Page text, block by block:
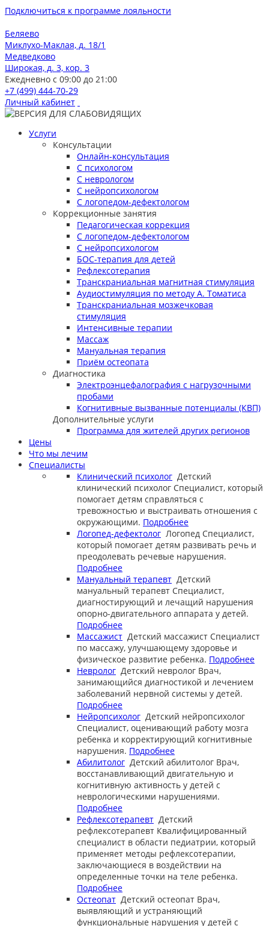
Подключиться к программе лояльности
Беляево
Миклухо-Маклая, д. 18/1
Медведково
Широкая, д. 3, кор. 3
Ежедневно с 09:00 до 21:00
+7 (499) 444-70-29
Личный кабинет
Услуги
Консультации
Онлайн-консультация
С психологом
С неврологом
С нейропсихологом
С логопедом-дефектологом
Коррекционные занятия
Педагогическая коррекция
С логопедом-дефектологом
С нейропсихологом
БОС-терапия для детей
Рефлексотерапия
Транскраниальная магнитная стимуляция
Аудиостимуляция по методу А. Томатиса
Транскраниальная мозжечковая
стимуляция
Интенсивные терапии
Массаж
Мануальная терапия
Приём остеопата
Диагностика
Электроэнцефалография с нагрузочными
пробами
Когнитивные вызванные потенциалы (КВП)
Дополнительные услуги
Программа для жителей других регионов
Цены
Что мы лечим
Специалисты
Клинический психолог Детский
клинический психолог Специалист, который
помогает детям справляться с
тревожностью и выстраивать отношения с
окружающими. Подробнее
Логопед-дефектолог Логопед Специалист,
который помогает детям развивать речь и
преодолевать речевые нарушения.
Подробнее
Мануальный терапевт Детский
мануальный терапевт Специалист,
диагностирующий и лечащий нарушения
опорно-двигательного аппарата у детей.
Подробнее
Массажист Детский массажист Специалист
по массажу, улучшающему здоровье и
физическое развитие ребенка. Подробнее
Невролог Детский невролог Врач,
занимающийся диагностикой и лечением
заболеваний нервной системы у детей.
Подробнее
Нейропсихолог Детский нейропсихолог
Специалист, оценивающий работу мозга
ребенка и корректирующий когнитивные
нарушения. Подробнее
Абилитолог Детский абилитолог Врач,
восстанавливающий двигательную и
когнитивную активность у детей с
неврологическими нарушениями.
Подробнее
Рефлексотерапевт Детский
рефлексотерапевт Квалифицированный
специалист в области педиатрии, который
применяет методы рефлексотерапии,
заключающиеся в воздействии на
определенные точки на теле ребенка.
Подробнее
Остеопат Детский остеопат Врач,
выявляющий и устраняющий
функциональные нарушения у детей с